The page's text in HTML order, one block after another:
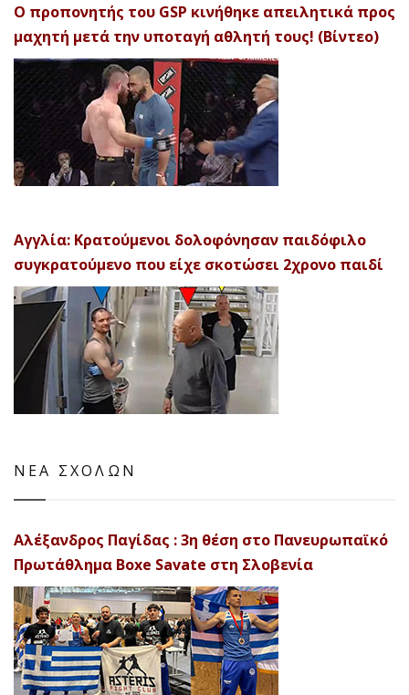
Ο προπονητής του GSP κινήθηκε απειλητικά προς
μαχητή μετά την υποταγή αθλητή τους! (Βίντεο)
Αγγλία: Κρατούμενοι δολοφόνησαν παιδόφιλο
συγκρατούμενο που είχε σκοτώσει 2χρονο παιδί
ΝΕΑ ΣΧΟΛΩΝ
Αλέξανδρος Παγίδας : 3η θέση στο Πανευρωπαϊκό
Πρωτάθλημα Boxe Savate στη Σλοβενία